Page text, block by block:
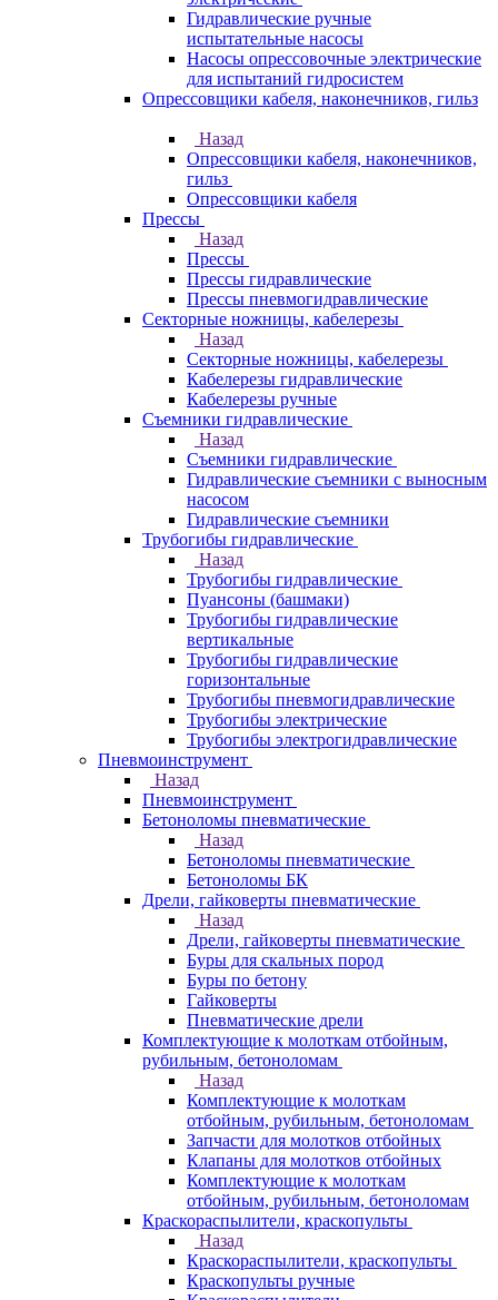
Гидравлические ручные
испытательные насосы
Насосы опрессовочные электрические
для испытаний гидросистем
Опрессовщики кабеля, наконечников, гильз
Назад
Опрессовщики кабеля, наконечников,
гильз
Опрессовщики кабеля
Прессы
Назад
Прессы
Прессы гидравлические
Прессы пневмогидравлические
Секторные ножницы, кабелерезы
Назад
Секторные ножницы, кабелерезы
Кабелерезы гидравлические
Кабелерезы ручные
Съемники гидравлические
Назад
Съемники гидравлические
Гидравлические cъемники с выносным
насосом
Гидравлические съемники
Трубогибы гидравлические
Назад
Трубогибы гидравлические
Пуансоны (башмаки)
Трубогибы гидравлические
вертикальные
Трубогибы гидравлические
горизонтальные
Трубогибы пневмогидравлические
Трубогибы электрические
Трубогибы электрогидравлические
Пневмоинструмент
Назад
Пневмоинструмент
Бетоноломы пневматические
Назад
Бетоноломы пневматические
Бетоноломы БК
Дрели, гайковерты пневматические
Назад
Дрели, гайковерты пневматические
Буры для скальных пород
Буры по бетону
Гайковерты
Пневматические дрели
Комплектующие к молоткам отбойным,
рубильным, бетоноломам
Назад
Комплектующие к молоткам
отбойным, рубильным, бетоноломам
Запчасти для молотков отбойных
Клапаны для молотков отбойных
Комплектующие к молоткам
отбойным, рубильным, бетоноломам
Краскораспылители, краскопульты
Назад
Краскораспылители, краскопульты
Краскопульты ручные